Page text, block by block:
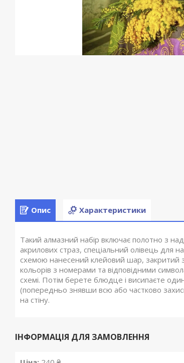
Опис Характеристики
Такий алмазний набір включає полотно з
акрилових страз, спеціальний олівець для
схемою нанесений клейовий шар, закритий
кольорів з номерами та відповідними
схемі. Потім берете блюдце і висипаєте
(попередньо знявши всю або частково
на стіну.
ІНФОРМАЦІЯ ДЛЯ ЗАМОВЛЕННЯ